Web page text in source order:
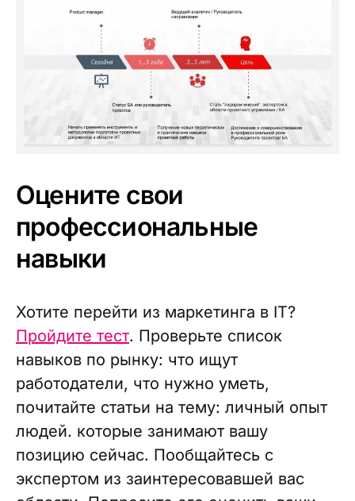
Оцените свои
профессиональные
навыки
Хотите перейти из маркетинга в IT?
Пройдите тест. Проверьте список
навыков по рынку: что ищут
работодатели, что нужно уметь,
почитайте статьи на тему: личный опыт
людей. которые занимают вашу
позицию сейчас. Пообщайтесь с
экспертом из заинтересовавшей вас